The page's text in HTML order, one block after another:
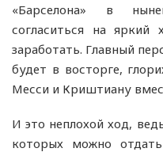
«Барселона» в
согласиться на яркий
заработать. Главный
будет в восторге,
Месси и Криштиану
И это неплохой ход,
которых можно